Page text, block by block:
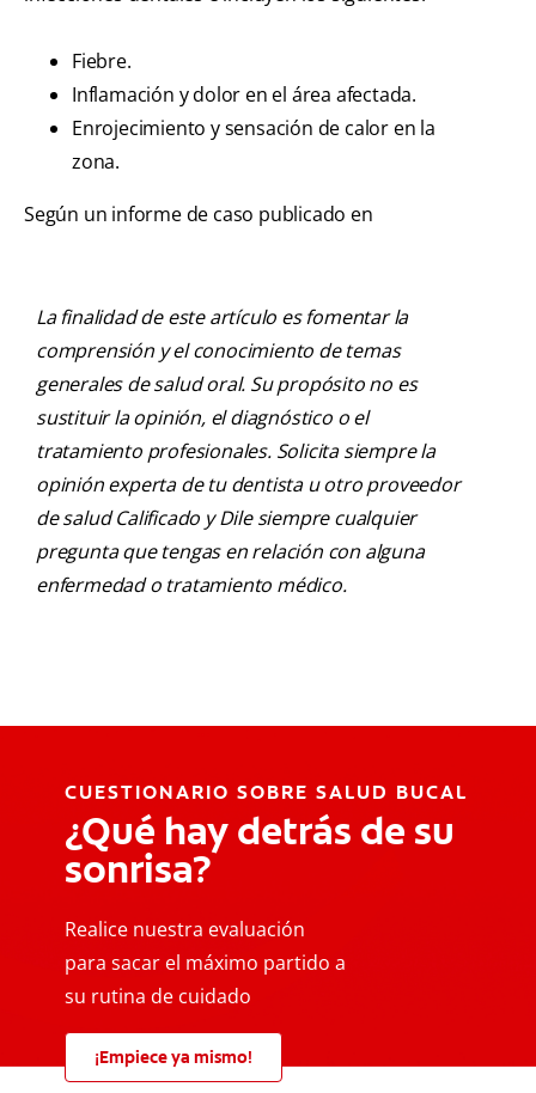
Fiebre.
Inflamación y dolor en el área afectada.
Enrojecimiento y sensación de calor en la
zona.
Según un informe de caso publicado en
La finalidad de este artículo es fomentar la
comprensión y el conocimiento de temas
generales de salud oral. Su propósito no es
sustituir la opinión, el diagnóstico o el
tratamiento profesionales. Solicita siempre la
opinión experta de tu dentista u otro proveedor
de salud Calificado y Dile siempre cualquier
pregunta que tengas en relación con alguna
enfermedad o tratamiento médico.
CUESTIONARIO SOBRE SALUD BUCAL
¿Qué hay detrás de su
sonrisa?
Realice nuestra evaluación
para sacar el máximo partido a
su rutina de cuidado
¡Empiece ya mismo!